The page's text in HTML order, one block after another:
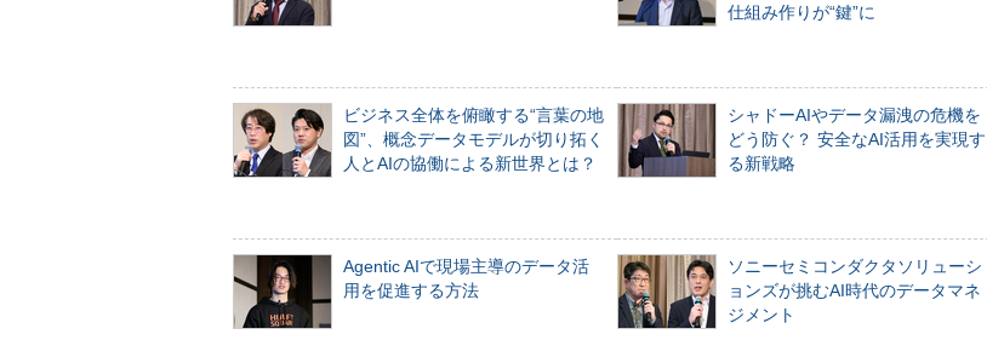
仕組み作りが“鍵”に
ビジネス全体を俯瞰する“言葉の地
図”、概念データモデルが切り拓く
人とAIの協働による新世界とは？
シャドーAIやデータ漏洩の危機を
どう防ぐ？ 安全なAI活用を実現す
る新戦略
Agentic AIで現場主導のデータ活
用を促進する方法
ソニーセミコンダクタソリューシ
ョンズが挑むAI時代のデータマネ
ジメント